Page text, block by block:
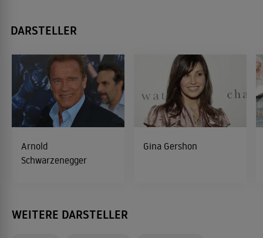
DARSTELLER
Arnold
Schwarzenegger
Gina Gershon
WEITERE DARSTELLER